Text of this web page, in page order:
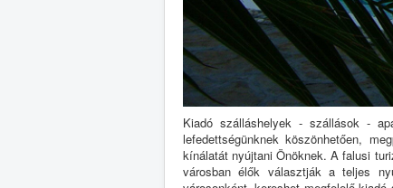
Kiadó szálláshelyek - szállások -
lefedettségünknek köszönhetően,
kínálatát nyújtani Önöknek. A falusi
városban élők választják a teljes